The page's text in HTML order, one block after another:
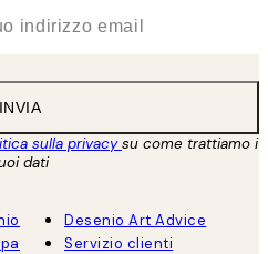
INVIA
sulla privacysu come trattiamo i
dati
Desenio Art Advice
Servizio clienti